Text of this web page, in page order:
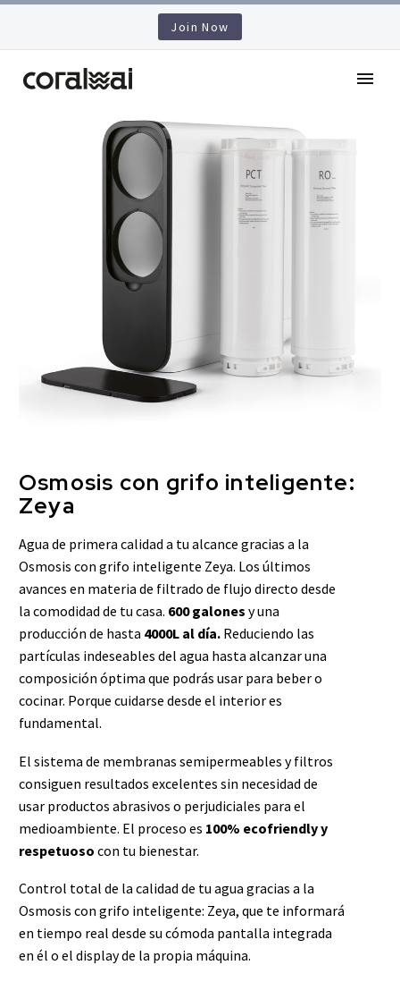
Join Now
Osmosis con grifo inteligente:
Zeya
Agua de primera calidad a tu alcance gracias a la
Osmosis con grifo inteligente Zeya. Los últimos
avances en materia de filtrado de flujo directo desde
la comodidad de tu casa. 600 galones y una
producción de hasta 4000L al día. Reduciendo las
partículas indeseables del agua hasta alcanzar una
composición óptima que podrás usar para beber o
cocinar. Porque cuidarse desde el interior es
fundamental.
El sistema de membranas semipermeables y filtros
consiguen resultados excelentes sin necesidad de
usar productos abrasivos o perjudiciales para el
medioambiente. El proceso es 100% ecofriendly y
respetuoso con tu bienestar.
Control total de la calidad de tu agua gracias a la
Osmosis con grifo inteligente: Zeya, que te informará
en tiempo real desde su cómoda pantalla integrada
en él o el display de la propia máquina.